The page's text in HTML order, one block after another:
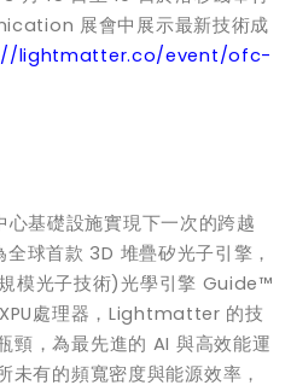
展會中展示最新技術成
lightmatter.co/event/ofc-
基礎設施實現下一次的跨越
球首款 3D 堆疊矽光子引擎，
模光子技術)光學引擎 Guide™
處理器，Lightmatter 的技
頸，為最先進的 AI 與高效能運
未有的頻寬密度與能源效率，